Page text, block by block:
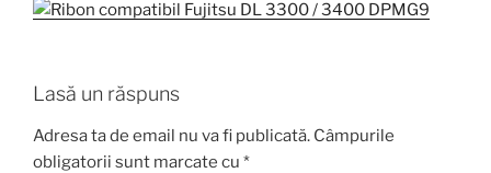
Lasă un răspuns
Adresa ta de email nu va fi publicată. Câmpurile
obligatorii sunt marcate cu *